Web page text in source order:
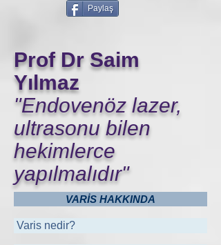
Paylaş
Prof Dr Saim
Yılmaz
"Endovenöz lazer,
ultrasonu bilen
hekimlerce
yapılmalıdır"
VARİS HAKKINDA
Varis nedir?